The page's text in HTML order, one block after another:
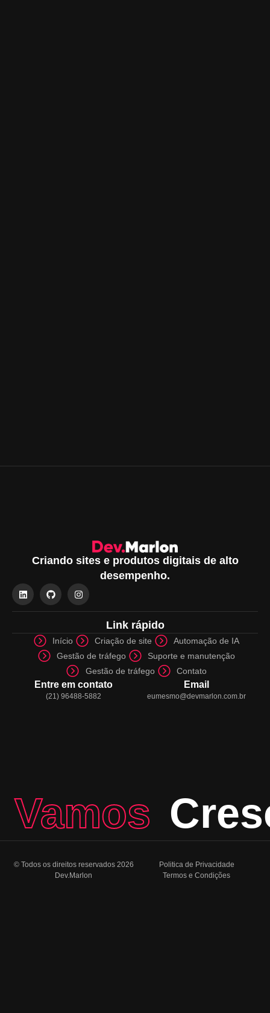
Criando sites e produtos digitais de alto
desempenho.
Link rápido
Início Criação de site
Automação de IA
Gestão de tráfego
Suporte e manutenção
Gestão de tráfego
Contato
Entre em contato
(21) 96488-5882
Email
eumesmo@devmarlon.com.br
Vamos
© Todos os direitos reservados 2026
Dev.Marlon
Politica de Privacidade
Termos e Condições